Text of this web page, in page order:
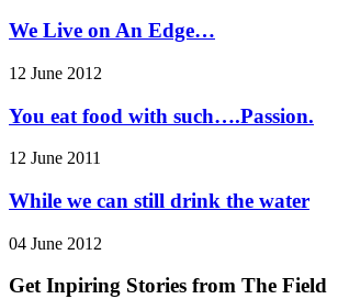
We Live on An Edge…
12 June 2012
You eat food with such….Passion.
12 June 2011
While we can still drink the water
04 June 2012
Get Inpiring Stories from The Field